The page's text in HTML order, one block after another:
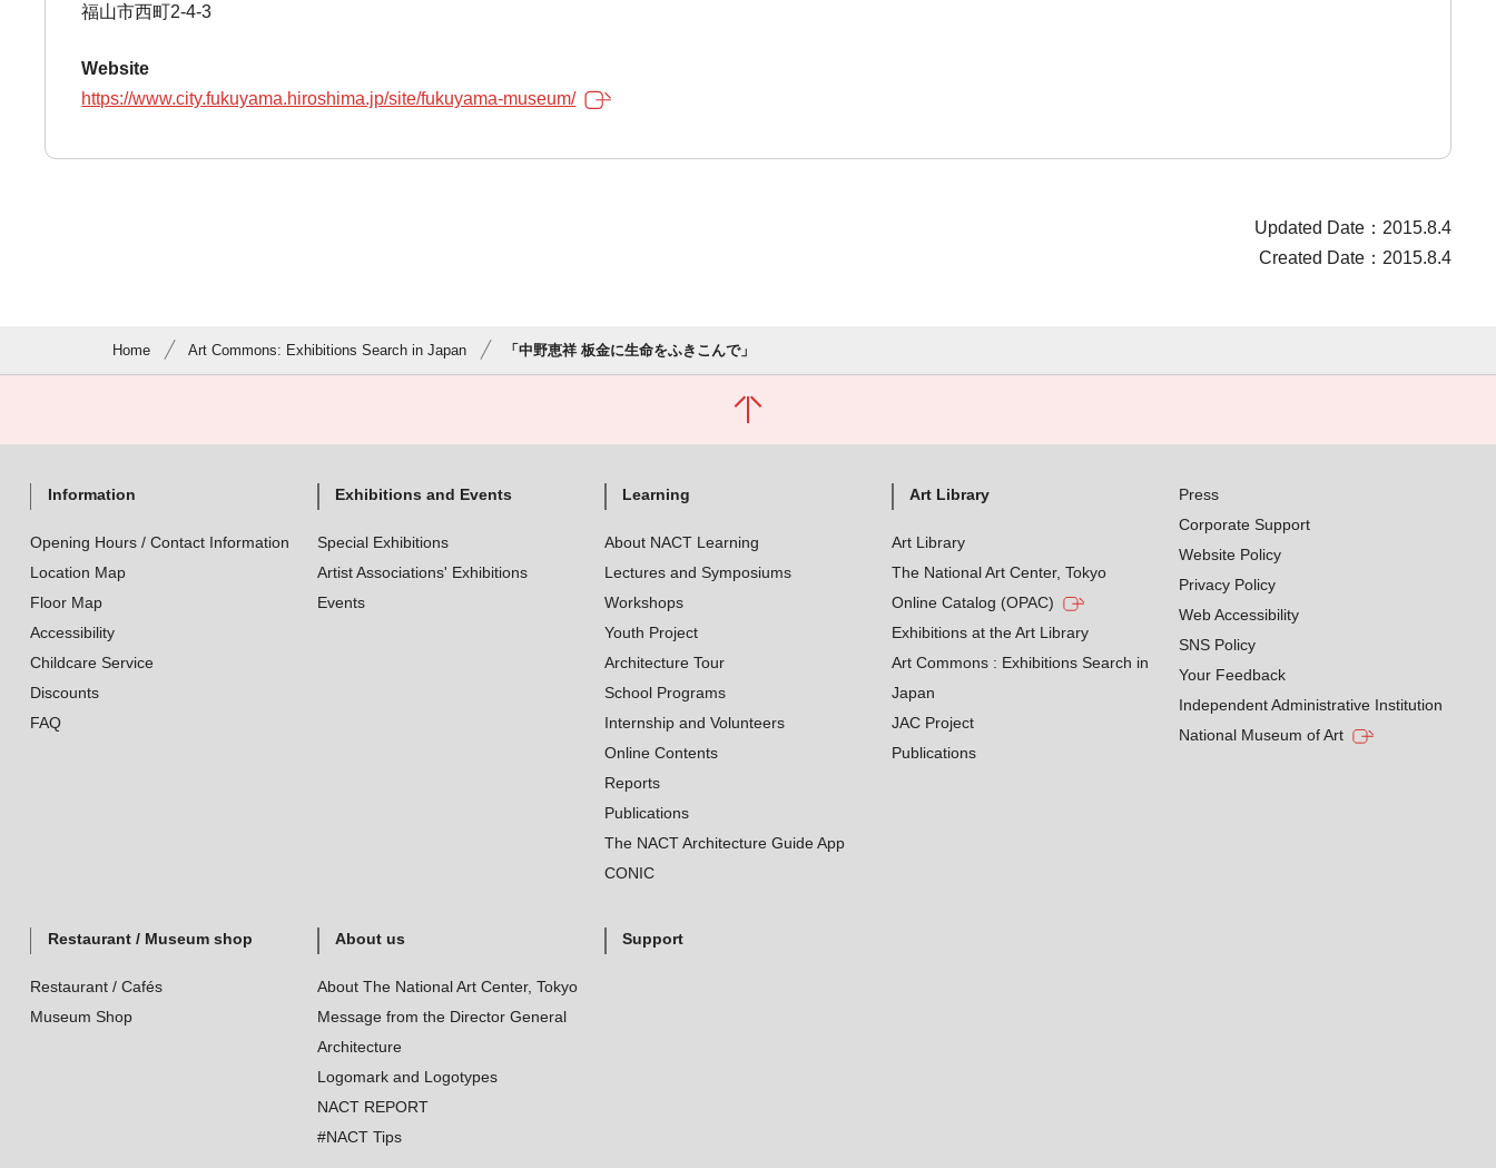
福山市西町2-4-3
Website
https://www.city.fukuyama.hiroshima.jp/site/fukuyama-museum/
Updated Date：2015.8.4
Created Date：2015.8.4
Home Art Commons: Exhibitions Search in Japan 「中野恵祥 板金に生命をふきこんで」
Information
Opening Hours / Contact Information
Location Map
Floor Map
Accessibility
Childcare Service
Discounts
FAQ
Exhibitions and Events
Special Exhibitions
Artist Associations' Exhibitions
Events
Learning
About NACT Learning
Lectures and Symposiums
Workshops
Youth Project
Architecture Tour
School Programs
Internship and Volunteers
Online Contents
Reports
Publications
The NACT Architecture Guide App
CONIC
Art Library
Art Library
The National Art Center, Tokyo
Online Catalog (OPAC)
Exhibitions at the Art Library
Art Commons : Exhibitions Search in
Japan
JAC Project
Publications
Restaurant / Museum shop
Restaurant / Cafés
Museum Shop
About us
About The National Art Center, Tokyo
Message from the Director General
Architecture
Logomark and Logotypes
NACT REPORT
#NACT Tips
Support
Press
Corporate Support
Website Policy
Privacy Policy
Web Accessibility
SNS Policy
Your Feedback
Independent Administrative Institution
National Museum of Art